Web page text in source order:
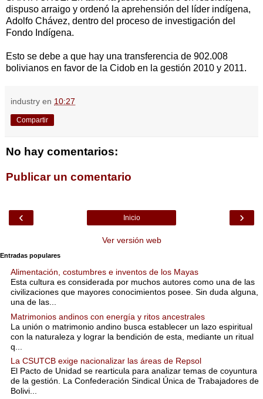
dispuso arraigo y ordenó la aprehensión del líder indígena,
Adolfo Chávez, dentro del proceso de investigación del
Fondo Indígena.
Esto se debe a que hay una transferencia de 902.008
bolivianos en favor de la Cidob en la gestión 2010 y 2011.
industry en 10:27
Compartir
No hay comentarios:
Publicar un comentario
‹ ›
Inicio
Ver versión web
Entradas populares
Alimentación, costumbres e inventos de los Mayas
Esta cultura es considerada por muchos autores como una de las
civilizaciones que mayores conocimientos posee. Sin duda alguna,
una de las...
Matrimonios andinos con energía y ritos ancestrales
La unión o matrimonio andino busca establecer un lazo espiritual
con la naturaleza y lograr la bendición de esta, mediante un ritual
q...
La CSUTCB exige nacionalizar las áreas de Repsol
El Pacto de Unidad se rearticula para analizar temas de coyuntura
de la gestión. La Confederación Sindical Única de Trabajadores de
Bolivi...